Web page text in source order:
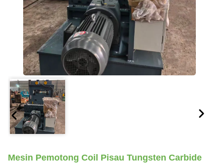
Mesin Pemotong Coil Pisau Tungsten Carbide